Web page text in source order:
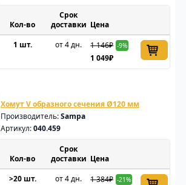
Срок
доставки Цена
1 шт. от 4 дн. 1 146₽ -9%
1 049₽
Хомут V образного сечения Ø120 мм
Производитель:Sampa
Артикул:040.459
Срок
доставки Цена
>20 шт. от 4 дн. 1 384₽ -21%